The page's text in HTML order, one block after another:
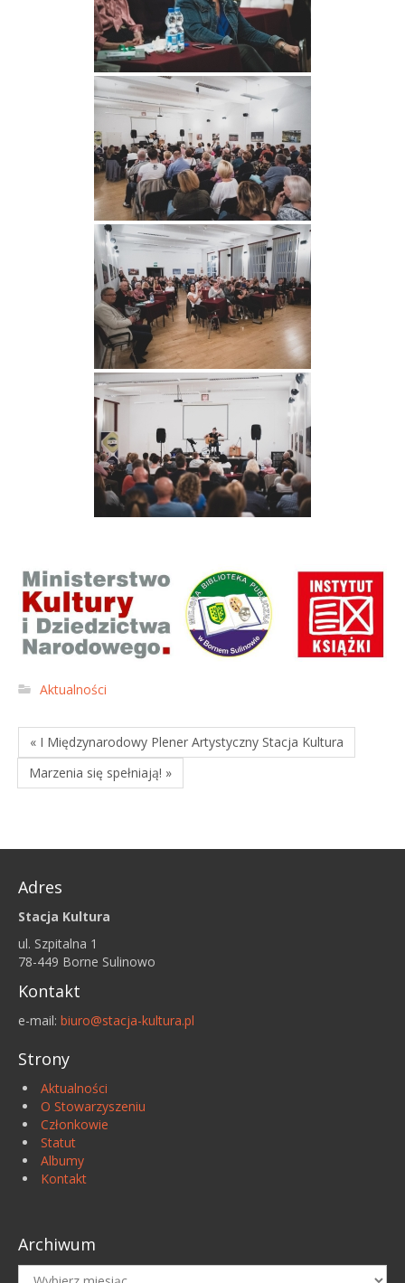
Aktualności
« I Międzynarodowy Plener Artystyczny Stacja Kultura
Marzenia się spełniają! »
Adres
Stacja Kultura
ul. Szpitalna 1
78-449 Borne Sulinowo
Kontakt
e-mail: biuro@stacja-kultura.pl
Strony
Aktualności
O Stowarzyszeniu
Członkowie
Statut
Albumy
Kontakt
Archiwum
Archiwum